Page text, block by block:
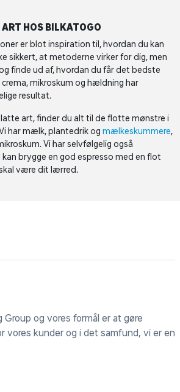
HOS BILKATOGO
er blot inspiration til, hvordan du kan
sikkert, at metoderne virker for dig, men
finde ud af, hvordan du får det bedste
mikroskum og hældning har
resultat.
art, finder du alt til de flotte mønstre i
har mælk, plantedrik og mælkeskummere,
Vi har selvfølgelig også
kan brygge en god espresso med en flot
være dit lærred.
Group og vores formål er at gøre
vores kunder og i det samfund, vi er en